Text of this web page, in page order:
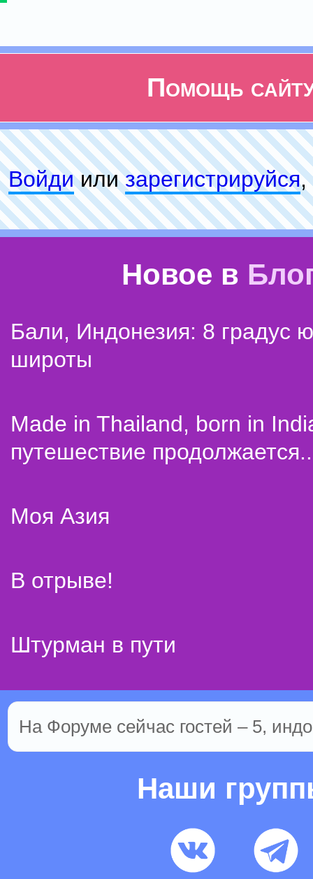
Помощь
Войдиилизарeгиcтpируйся,
Новое в
Бали, Индонезия: 8 градус
широты
Made in Thailand, born in
путешествие
Моя Азия
В отрыве!
Штурман в пути
На Форуме сейчас гостей – 5,
Наши